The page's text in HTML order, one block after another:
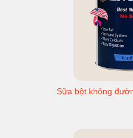
Sữa bột không